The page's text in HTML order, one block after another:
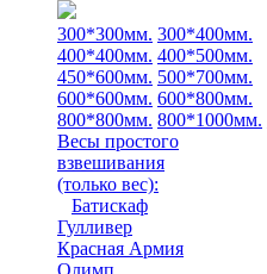
300*300мм. 300*400мм.
400*400мм. 400*500мм.
450*600мм. 500*700мм.
600*600мм. 600*800мм.
800*800мм. 800*1000мм.
Весы простого
взвешивания
(только вес):
Батискаф
Гулливер
Красная Армия
Олимп